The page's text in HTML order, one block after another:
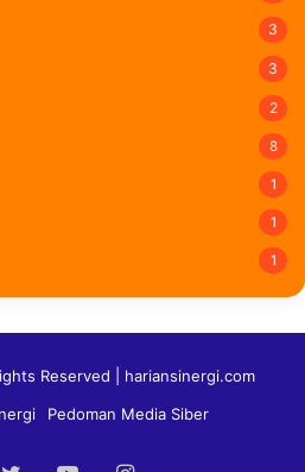
3
3
2
8
1
1
1
Reserved | hariansinergi.com
Pedoman Media Siber